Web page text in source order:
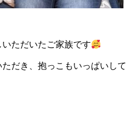
ただいたご家族です
だき、抱っこもいっぱいして